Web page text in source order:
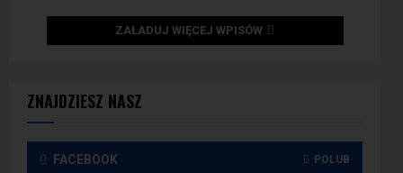
ZNAJDZIESZ NASZ
FACEBOOK POLUB
ZAŁADUJ WIĘCEJ WPISÓW